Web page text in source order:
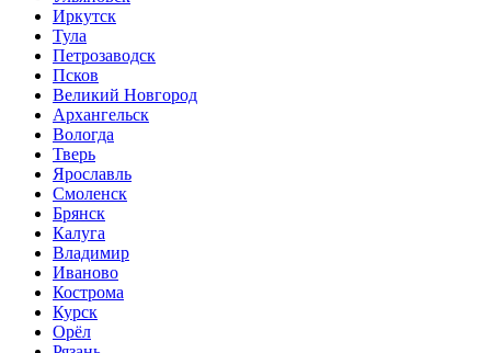
Иркутск
Тула
Петрозаводск
Псков
Великий Новгород
Архангельск
Вологда
Тверь
Ярославль
Смоленск
Брянск
Калуга
Владимир
Иваново
Кострома
Курск
Орёл